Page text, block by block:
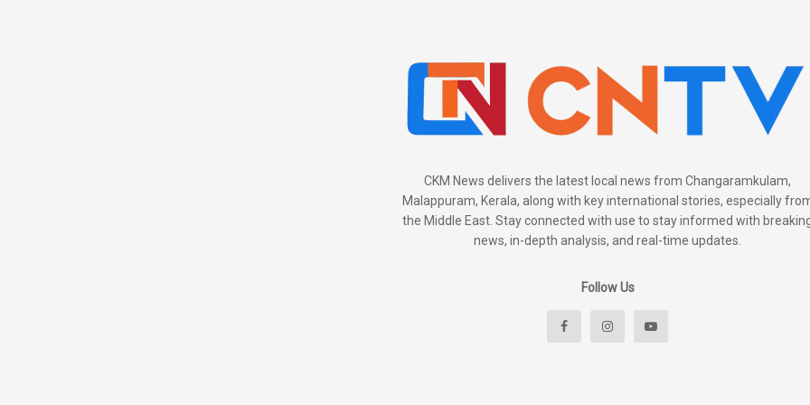
CKM News delivers the latest local news from Changaramkulam,
Malappuram, Kerala, along with key international stories, especially
the Middle East. Stay connected with use to stay informed with
news, in-depth analysis, and real-time updates.
Follow Us